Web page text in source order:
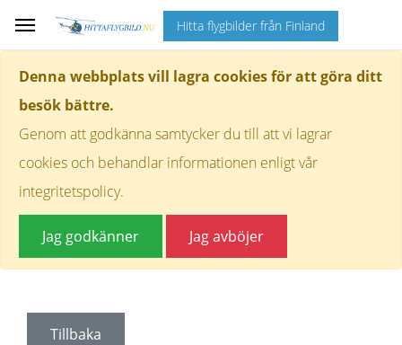
Denna webbplats vill lagra cookies för att göra ditt
besök bättre.
Genom att godkänna samtycker du till att vi lagrar
cookies och behandlar informationen enligt vår
integritetspolicy.
Jag godkänner Jag avböjer
Hitta flygbilder från Finland
Tillbaka